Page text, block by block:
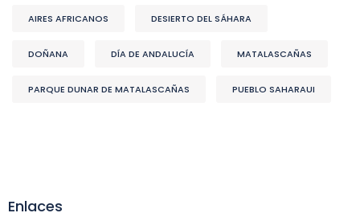
AIRES AFRICANOS DESIERTO DEL SÁHARA
DOÑANA DÍA DE ANDALUCÍA MATALASCAÑAS
PARQUE DUNAR DE MATALASCAÑAS PUEBLO SAHARAUI
Enlaces